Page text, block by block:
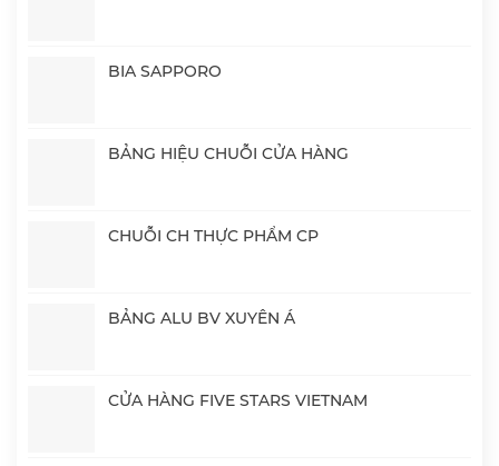
BIA SAPPORO
BẢNG HIỆU CHUỖI CỬA HÀNG
CHUỖI CH THỰC PHẨM CP
BẢNG ALU BV XUYÊN Á
CỬA HÀNG FIVE STARS VIETNAM